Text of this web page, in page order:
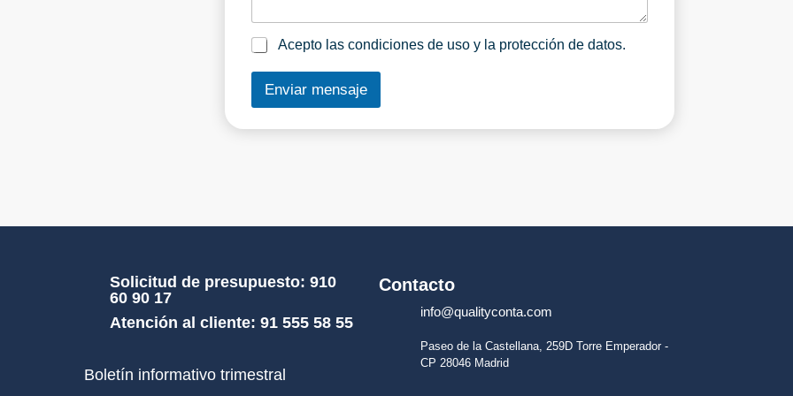
z
a
a
e
m
p
e
e
P
l
t
i
Acepto las condiciones de uso y la protección de datos.
Enviar mensaje
Solicitud de presupuesto: 910
60 90 17
Atención al cliente: 91 555 58 55
Boletín informativo trimestral
Contacto
info@qualityconta.com
Paseo de la Castellana, 259D Torre Emperador -
CP 28046 Madrid